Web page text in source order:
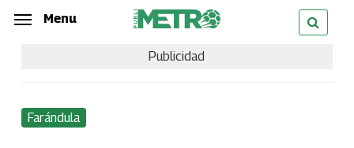
Skip
content
Menu
Publicidad
Farándula
Menu